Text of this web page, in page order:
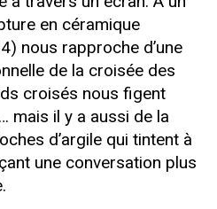
en céramique
nous rapproche d’une
de la croisée des
croisés nous figent
mais il y a aussi de la
d’argile qui tintent à
une conversation plus